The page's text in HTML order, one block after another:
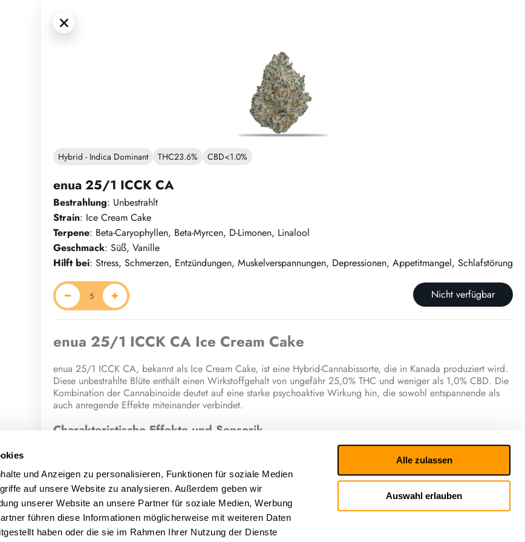
und Anzeigen zu personalisieren, Funktionen für soziale Medien
auf unsere Website zu analysieren. Außerdem geben wir
unserer Website an unsere Partner für soziale Medien, Werbung
führen diese Informationen möglicherweise mit weiteren Daten
haben oder die sie im Rahmen Ihrer Nutzung der Dienste
Alle zulassen
Auswahl erlauben
Hybrid - Indica Dominant THC23.6% CBD<1.0%
enua 25/1 ICCK CA
Bestrahlung: Unbestrahlt
Strain: Ice Cream Cake
Terpene: Beta-Caryophyllen, Beta-Myrcen, D-Limonen, Linalool
Geschmack: Süß, Vanille
Hilft bei: Stress, Schmerzen, Entzündungen, Muskelverspannungen, Depressionen, Appetitmangel, Schlafstörung
Nicht verfügbar
enua 25/1 ICCK CA Ice Cream Cake
enua 25/1 ICCK CA, bekannt als Ice Cream Cake, ist eine Hybrid-Cannabissorte, die in Kanada produziert wird.
Diese unbestrahlte Blüte enthält einen Wirkstoffgehalt von ungefähr 25,0% THC und weniger als 1,0% CBD. Die
Kombination der Cannabinoide deutet auf eine starke psychoaktive Wirkung hin, die sowohl entspannende als
auch anregende Effekte miteinander verbindet.
Charakteristische Effekte und Sensorik
Konsumenten, die Ice Cream Cake angewendet haben, berichten von einer vielseitigen und positiven Wirkung.
Die Blüte soll eine wohltuende Entspannung (relaxed) herbeiführen, schläfrig machen, den Appetit steigern
(hungrig), die Kreativität und Geselligkeit fördern und ein euphorisches Gefühl hervorrufen. Das sensorische
Erlebnis wird als eine Mischung aus süßen und nach Vanille duftenden Noten beschrieben.
Terpene und potenzielle medizinische Wirkung